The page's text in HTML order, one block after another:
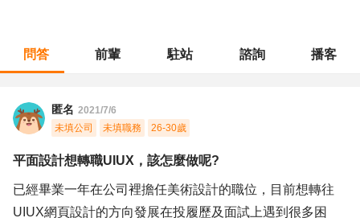
問答 前輩 駐站 諮詢 播客
匿名 2021/7/6
未填公司
未填職務 26-30歲
平面設計想轉職UIUX，該怎麼做呢?
已經畢業一年在公司裡擔任美術設計的職位，目前想轉往
UIUX網頁設計的方向發展在投履歷及面試上遇到很多困